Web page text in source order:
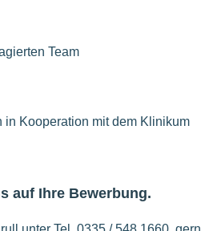
Team
Kooperation mit dem Klinikum
auf Ihre Bewerbung.